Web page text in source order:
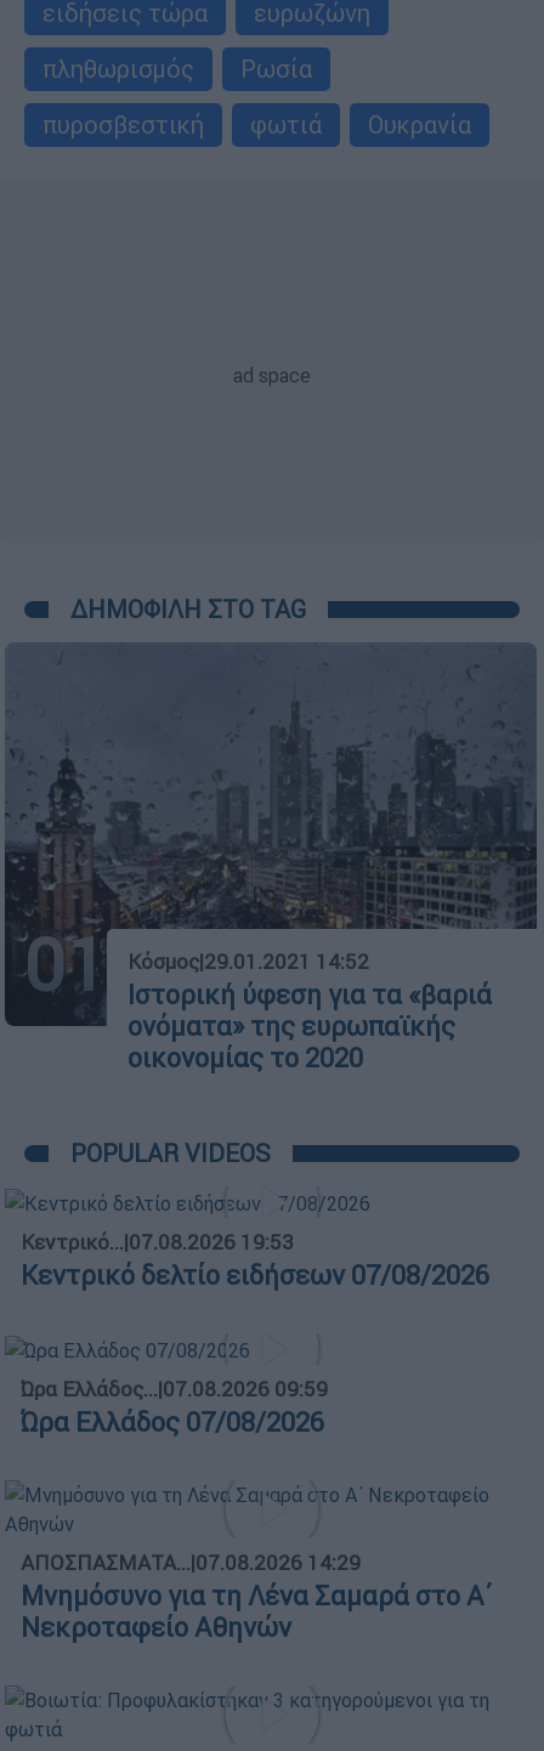
ειδήσεις τώρα
ευρωζώνη
πληθωρισμός
Ρωσία
πυροσβεστική
φωτιά Ουκρανία
ΔΗΜΟΦΙΛΗ ΣΤΟ TAG
01 Κόσμος|29.01.2021 14:52
Ιστορική ύφεση για τα «βαριά
ονόματα» της ευρωπαϊκής
οικονομίας το 2020
POPULAR VIDEOS
Κεντρικό...|07.08.2026 19:53
Κεντρικό δελτίο ειδήσεων 07/08/2026
Ώρα Ελλάδος...|07.08.2026 09:59
Ώρα Ελλάδος 07/08/2026
ΑΠΟΣΠΑΣΜΑΤΑ...|07.08.2026 14:29
Μνημόσυνο για τη Λένα Σαμαρά στο Α΄
Νεκροταφείο Αθηνών